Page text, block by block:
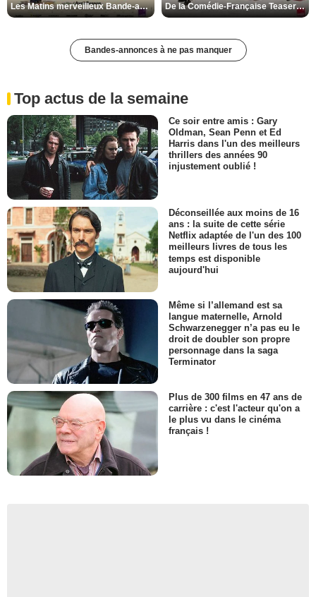
Les Matins merveilleux Bande-annonce VF De la Comédie-Française Teaser VF
Bandes-annonces à ne pas manquer
Top actus de la semaine
Ce soir entre amis : Gary
Oldman, Sean Penn et Ed
Harris dans l'un des meilleurs
thrillers des années 90
injustement oublié !
Déconseillée aux moins de 16
ans : la suite de cette série
Netflix adaptée de l'un des 100
meilleurs livres de tous les
temps est disponible
aujourd'hui
Même si l’allemand est sa
langue maternelle, Arnold
Schwarzenegger n’a pas eu le
droit de doubler son propre
personnage dans la saga
Terminator
Plus de 300 films en 47 ans de
carrière : c'est l'acteur qu'on a
le plus vu dans le cinéma
français !